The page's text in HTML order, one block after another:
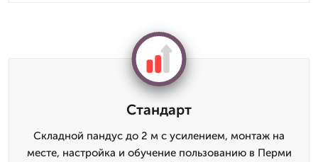
Стандарт
Складной пандус до 2 м с усилением, монтаж на
месте, настройка и обучение пользованию в Перми